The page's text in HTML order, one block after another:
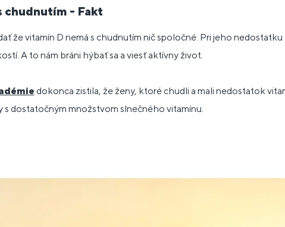
chudnutím - Fakt
že vitamín D nemá s chudnutím nič spoločné. Pri jeho
A to nám bráni hýbať sa a viesť aktívny život.
dokonca zistila, že ženy, ktoré chudli a mali nedostatok
s dostatočným množstvom slnečného vitamínu.